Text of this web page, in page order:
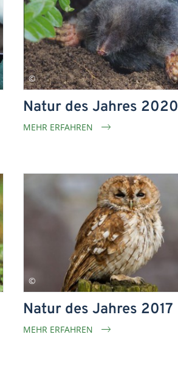
Natur des Jahres 2020
MEHR ERFAHREN
Natur des Jahres 2017
MEHR ERFAHREN